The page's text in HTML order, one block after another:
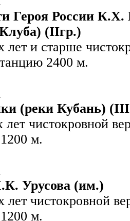
Героя России К.Х.
(IIгр.)
лет и старше
2400 м.
(реки Кубань)
лет чистокровной
м.
Урусова (им.)
лет чистокровной
м.